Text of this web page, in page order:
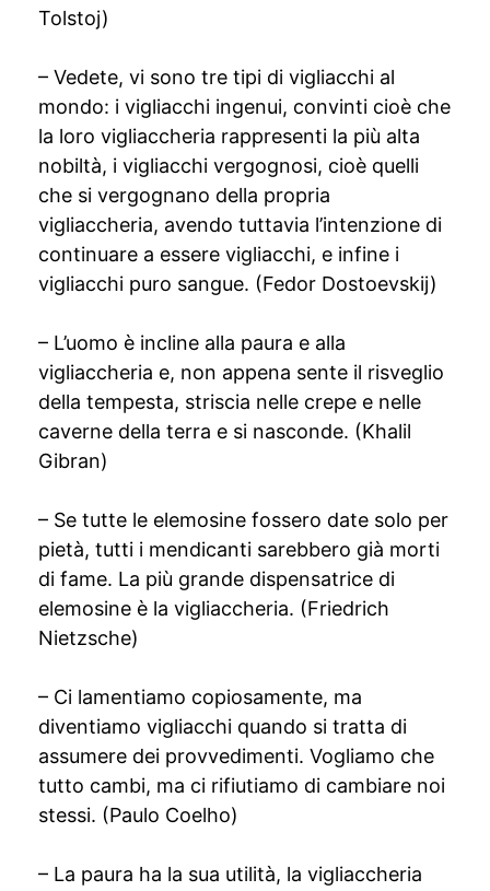
Tolstoj)
– Vedete, vi sono tre tipi di vigliacchi al
mondo: i vigliacchi ingenui, convinti cioè che
la loro vigliaccheria rappresenti la più alta
nobiltà, i vigliacchi vergognosi, cioè quelli
che si vergognano della propria
vigliaccheria, avendo tuttavia l’intenzione di
continuare a essere vigliacchi, e infine i
vigliacchi puro sangue. (Fedor Dostoevskij)
– L’uomo è incline alla paura e alla
vigliaccheria e, non appena sente il risveglio
della tempesta, striscia nelle crepe e nelle
caverne della terra e si nasconde. (Khalil
Gibran)
– Se tutte le elemosine fossero date solo per
pietà, tutti i mendicanti sarebbero già morti
di fame. La più grande dispensatrice di
elemosine è la vigliaccheria. (Friedrich
Nietzsche)
– Ci lamentiamo copiosamente, ma
diventiamo vigliacchi quando si tratta di
assumere dei provvedimenti. Vogliamo che
tutto cambi, ma ci rifiutiamo di cambiare noi
stessi. (Paulo Coelho)
– La paura ha la sua utilità, la vigliaccheria